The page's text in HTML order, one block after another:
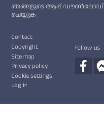
ഞങ്ങളുടെ ആപ്പ് ഡൗൺലോഡ്
ചെയ്യുക
Footer
Contact
Copyright
Site map
Privacy policy
Cookie settings
Log in
Follow us